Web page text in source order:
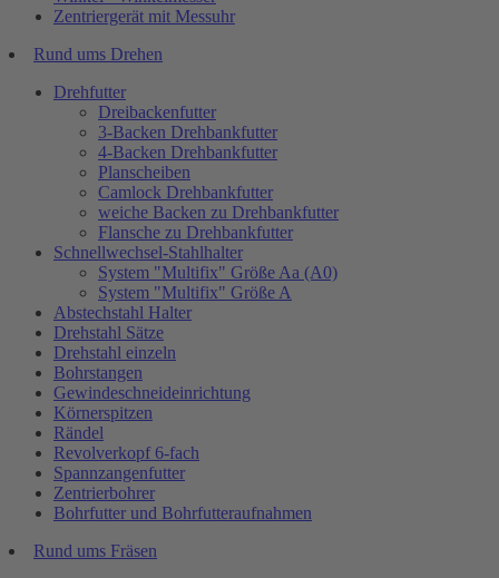
Zentriergerät mit Messuhr
Rund ums Drehen
Drehfutter
Dreibackenfutter
3-Backen Drehbankfutter
4-Backen Drehbankfutter
Planscheiben
Camlock Drehbankfutter
weiche Backen zu Drehbankfutter
Flansche zu Drehbankfutter
Schnellwechsel-Stahlhalter
System "Multifix" Größe Aa (A0)
System "Multifix" Größe A
Abstechstahl Halter
Drehstahl Sätze
Drehstahl einzeln
Bohrstangen
Gewindeschneideinrichtung
Körnerspitzen
Rändel
Revolverkopf 6-fach
Spannzangenfutter
Zentrierbohrer
Bohrfutter und Bohrfutteraufnahmen
Rund ums Fräsen